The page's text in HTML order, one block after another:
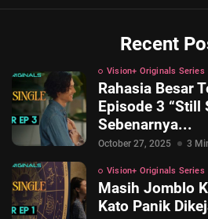
Recent
Vision+ Originals Series
Rahasia Besar
Episode 3 “Still
Sebenarnya...
October 27, 2025 3
Vision+ Originals Series
Masih Jomblo
Kato Panik